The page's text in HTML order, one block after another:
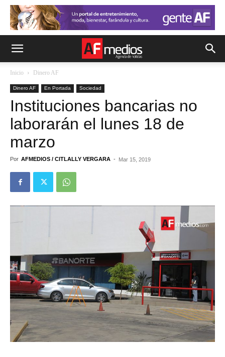
Inicio Dinero AF
Dinero AF En Portada Sociedad
Instituciones bancarias no
laborarán el lunes 18 de
marzo
Por AFMEDIOS / CITLALLY VERGARA - Mar 15, 2019